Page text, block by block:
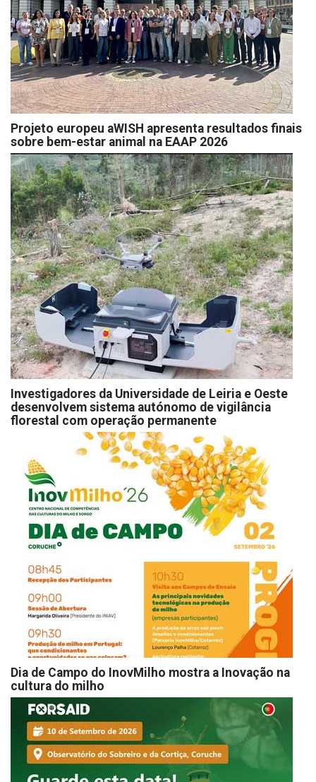
Projeto europeu aWISH apresenta resultados finais
sobre bem-estar animal na EAAP 2026
Investigadores da Universidade de Leiria e Oeste
desenvolvem sistema autónomo de vigilância
florestal com operação permanente
Dia de Campo do InovMilho mostra a Inovação na
cultura do milho